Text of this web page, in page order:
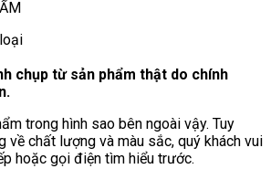
chụp từ sản phẩm thật do chính
trong hình sao bên ngoài vậy. Tuy
về chất lượng và màu sắc, quý khách vui
hoặc gọi điện tìm hiểu trước.